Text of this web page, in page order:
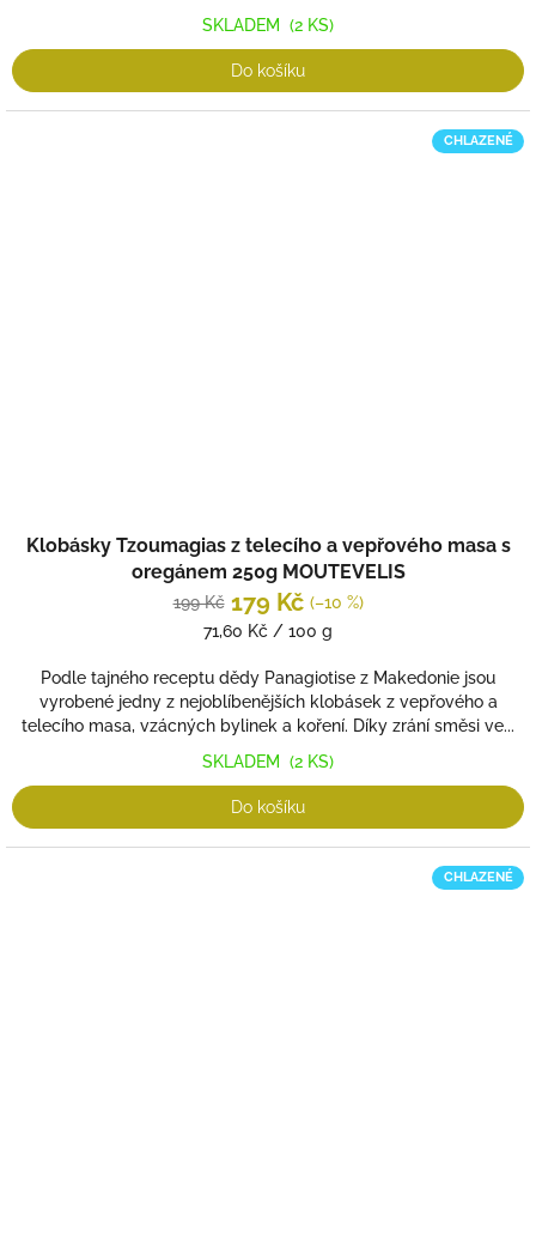
SKLADEM (2 KS)
Do košíku
CHLAZENÉ
Klobásky Tzoumagias z telecího a vepřového masa s
oregánem 250g MOUTEVELIS
199 Kč 179 Kč (–10 %)
Měrná
71,60 Kč / 100 g
Podle tajného receptu dědy Panagiotise z Makedonie jsou
vyrobené jedny z nejoblíbenějších klobásek z vepřového a
telecího masa, vzácných bylinek a koření. Díky zrání směsi ve...
SKLADEM (2 KS)
Do košíku
CHLAZENÉ